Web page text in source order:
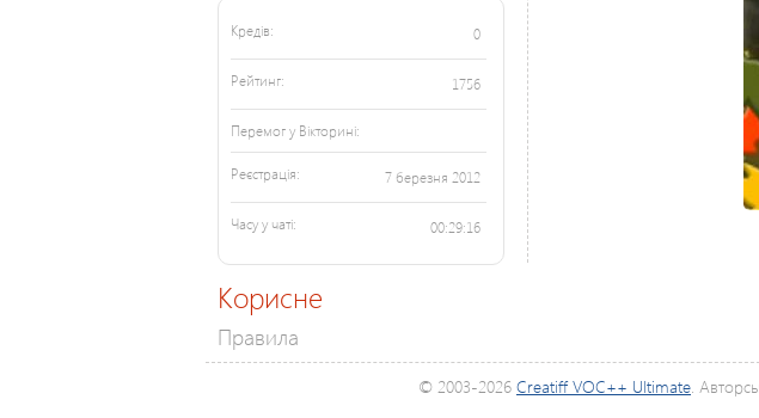
Кредів: 0
Рейтинг: 1756
Перемог у Вікторині:
Реєстрація: 7 березня 2012
Часу у чаті: 00:29:16
Корисне
Правила
© 2003-2026 Creatiff VOC++ Ultimate.